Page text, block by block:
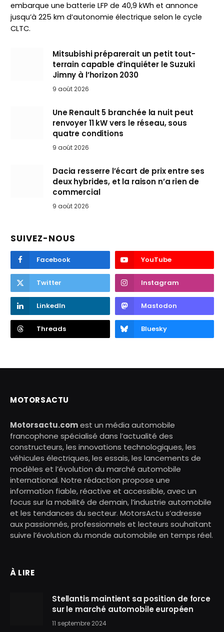
embarque une batterie LFP de 40,9 kWh et annonce
jusqu’à 225 km d’autonomie électrique selon le cycle
CLTC.
Mitsubishi préparerait un petit tout-
terrain capable d’inquiéter le Suzuki
Jimny à l’horizon 2030
9 août 2026
Une Renault 5 branchée la nuit peut
renvoyer 11 kW vers le réseau, sous
quatre conditions
9 août 2026
Dacia resserre l’écart de prix entre ses
deux hybrides, et la raison n’a rien de
commercial
9 août 2026
SUIVEZ-NOUS
Facebook YouTube
Twitter Instagram
LinkedIn Mastodon
Threads Bluesky
MOTORSACTU
Motorsactu.comest un média automobile
francophone spécialisé dans l’actualité des
constructeurs, les innovations technologiques, les
véhicules électriques, les essais, les lancements de
modèles et l’évolution du marché automobile
international. Notre rédaction propose une
information fiable, réactive et accessible, avec un
focus sur la mobilité de demain, l’industrie automobile
et les tendances du secteur. MotorsActu s’adresse
aux passionnés, professionnels et lecteurs souhaitant
suivre l’évolution du monde automobile en temps réel.
À LIRE
Stellantis maintient sa position de force
sur le marché automobile européen
11 septembre 2024